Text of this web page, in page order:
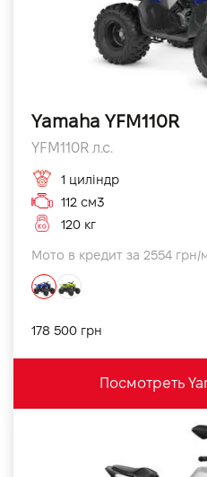
Yamaha YFM110R
YFM110R л.с.
1 циліндр
112 см3
120 кг
Мото в кредит за 2554 грн/
178 500 грн
Посмотреть